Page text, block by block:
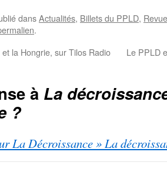
dansActualités, Billets du PPLD,
.
la Hongrie, sur Tilos Radio
Le PPLD
à La
?
La Décroissance » La